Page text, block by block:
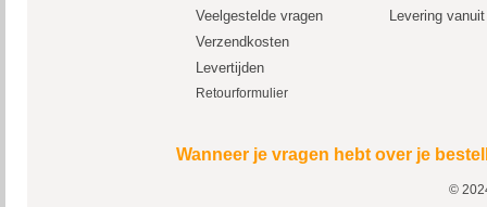
Veelgestelde vragen
Levering
Verzendkosten
Levertijden
Retourformulier
Wanneer je vragen hebt over je
©